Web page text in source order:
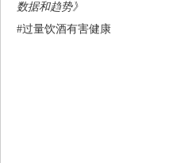
数据和趋势》
#过量饮酒有害健康